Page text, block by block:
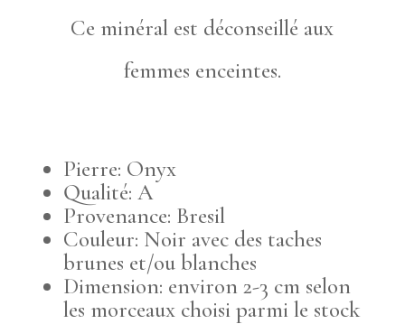
Ce minéral est déconseillé aux
femmes enceintes.
Pierre: Onyx
Qualité: A
Provenance: Bresil
Couleur: Noir avec des taches
brunes et/ou blanches
Dimension: environ 2-3 cm selon
les morceaux choisi parmi le stock